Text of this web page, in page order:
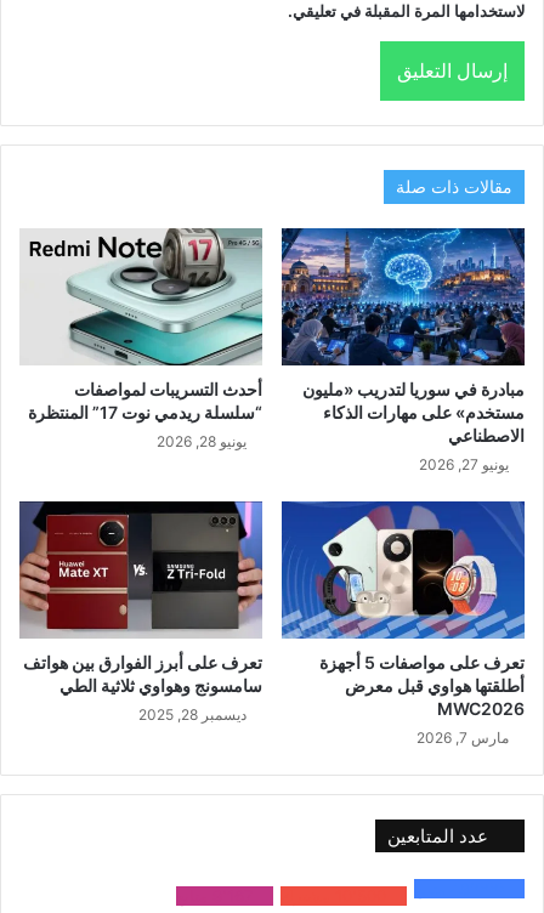
لاستخدامها المرة المقبلة في تعليقي.
مقالات ذات صلة
مبادرة في سوريا لتدريب «مليون
مستخدم» على مهارات الذكاء
الاصطناعي
يونيو 27, 2026
أحدث التسريبات لمواصفات
“سلسلة ريدمي نوت 17” المنتظرة
يونيو 28, 2026
تعرف على مواصفات 5 أجهزة
أطلقتها هواوي قبل معرض
MWC2026
مارس 7, 2026
تعرف على أبرز الفوارق بين هواتف
سامسونج وهواوي ثلاثية الطي
ديسمبر 28, 2025
عدد المتابعين